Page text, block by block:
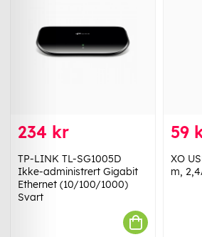
234 kr
TP-LINK TL-SG1005D
Ikke-administrert Gigabit
Ethernet (10/100/1000)
Svart
59
XO
m,